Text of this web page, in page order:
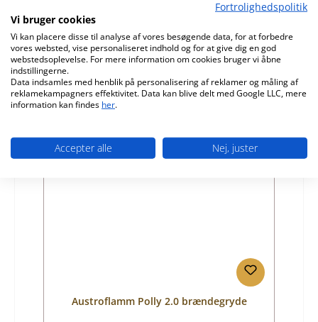
Producent:Austroflamm
Almindelig pris:
1.611,37 kr.
Leveringstid ca. 9-10 uger
Detaljer
Austroflamm Polly 2.0 brændegryde
Fortrolighedspolitik
Vi bruger cookies
Vi kan placere disse til analyse af vores besøgende data, for at forbedre
vores websted, vise personaliseret indhold og for at give dig en god
webstedsoplevelse. For mere information om cookies bruger vi åbne
indstillingerne.
Data indsamles med henblik på personalisering af reklamer og måling af
reklamekampagners effektivitet. Data kan blive delt med Google LLC, mere
information kan findes her.
Accepter alle Nej, juster